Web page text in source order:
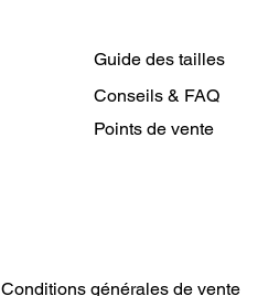
Guide des tailles
Conseils & FAQ
Points de vente
Conditions générales de vente